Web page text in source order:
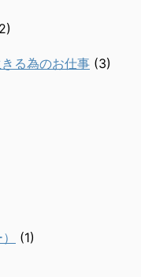
る為のお仕事 (3)
(1)